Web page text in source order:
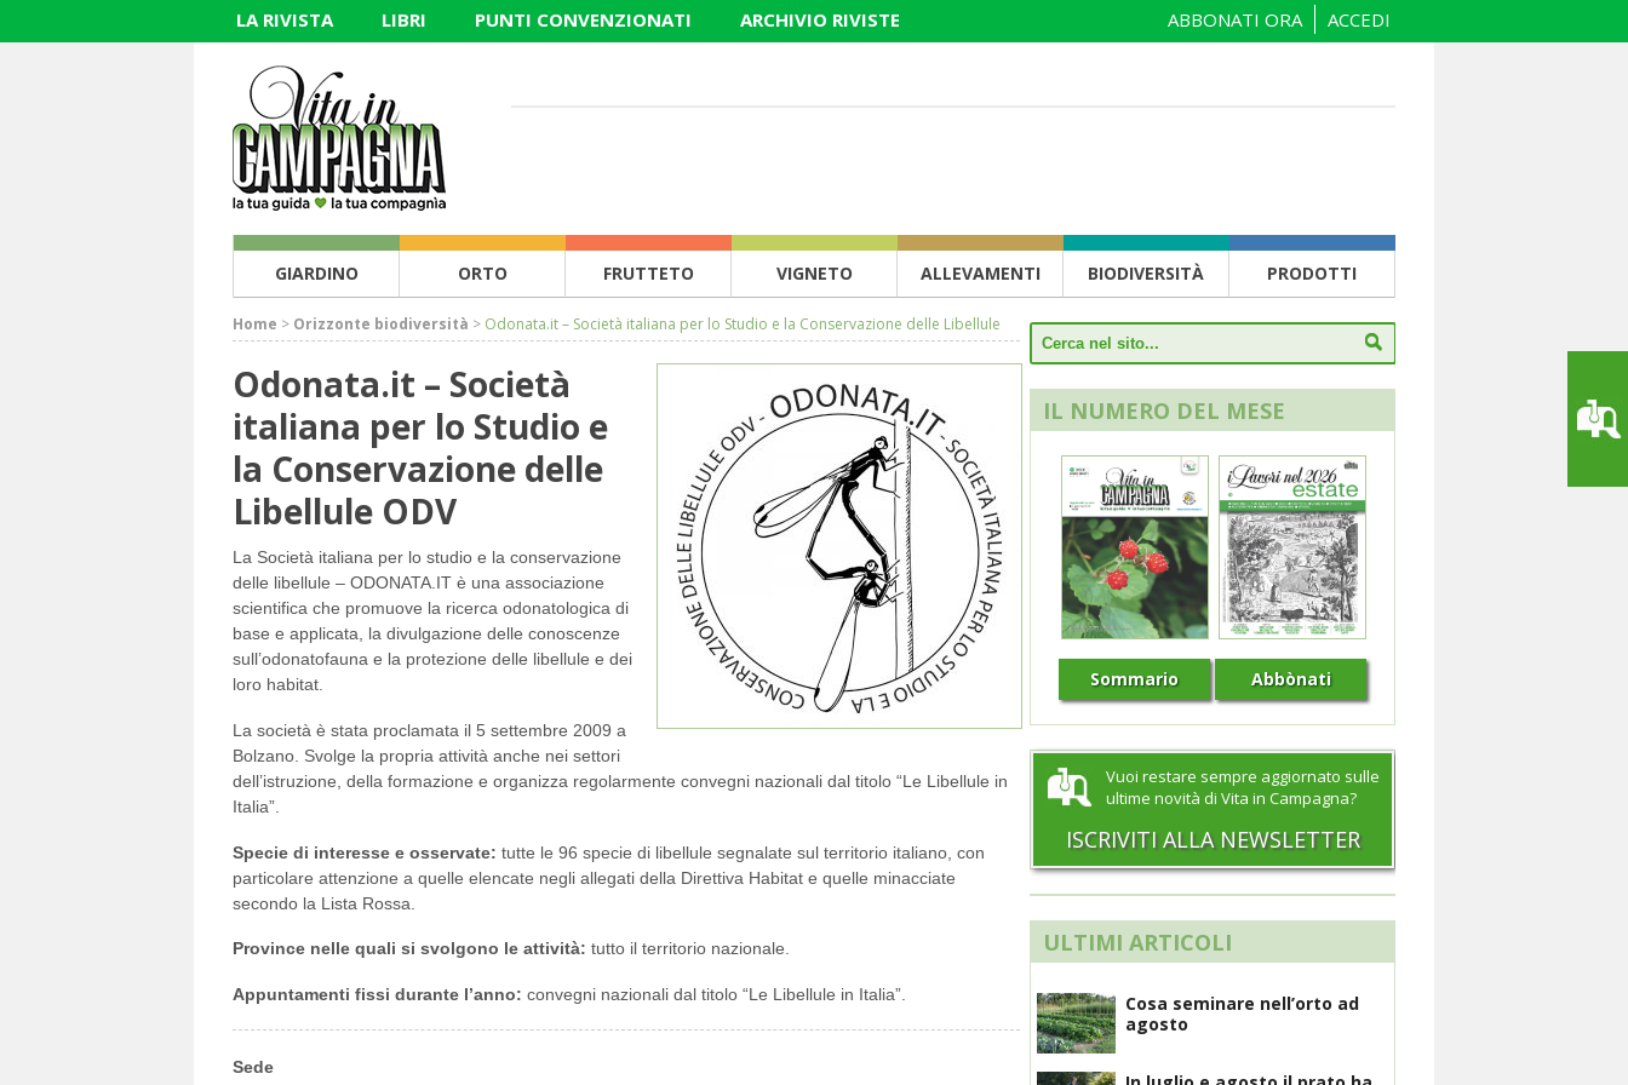
LA RIVISTA LIBRI PUNTI CONVENZIONATI ARCHIVIO RIVISTE ACCEDI
ABBONATI ORA
GIARDINO ORTO FRUTTETO VIGNETO ALLEVAMENTI BIODIVERSITÀ PRODOTTI
Home > Orizzonte biodiversità > Odonata.it – Società italiana per lo Studio e la Conservazione delle Libellule
Odonata.it – Società
italiana per lo Studio e
la Conservazione delle
Libellule ODV
La Società italiana per lo studio e la conservazione
delle libellule – ODONATA.IT è una associazione
scientifica che promuove la ricerca odonatologica di
base e applicata, la divulgazione delle conoscenze
sull’odonatofauna e la protezione delle libellule e dei
loro habitat.
La società è stata proclamata il 5 settembre 2009 a
Bolzano. Svolge la propria attività anche nei settori
dell’istruzione, della formazione e organizza regolarmente convegni nazionali dal titolo “Le Libellule in
Italia”.
Specie di interesse e osservate: tutte le 96 specie di libellule segnalate sul territorio italiano, con
particolare attenzione a quelle elencate negli allegati della Direttiva Habitat e quelle minacciate
secondo la Lista Rossa.
Province nelle quali si svolgono le attività: tutto il territorio nazionale.
Appuntamenti fissi durante l’anno: convegni nazionali dal titolo “Le Libellule in Italia”.
Sede
IL NUMERO DEL MESE
Sommario Abbònati
Vuoi restare sempre aggiornato sulle
ultime novità di Vita in Campagna?
ISCRIVITI ALLA NEWSLETTER
ULTIMI ARTICOLI
Cosa seminare nell’orto ad
agosto